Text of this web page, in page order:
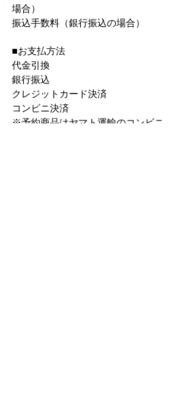
場合）
振込手数料（銀行振込の場合）
■お支払方法
代金引換
銀行振込
クレジットカード決済
​コンビニ決済
※予約商品はヤマト運輸のコンビニ、